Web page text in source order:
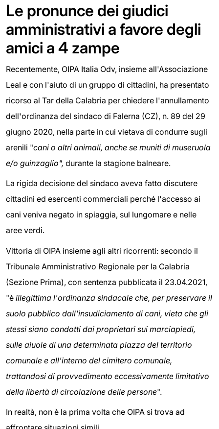
Le pronunce dei giudici
amministrativi a favore degli
amici a 4 zampe
Recentemente, OIPA Italia Odv, insieme all'Associazione
Leal e con l'aiuto di un gruppo di cittadini, ha presentato
ricorso al Tar della Calabria per chiedere l'annullamento
dell'ordinanza del sindaco di Falerna (CZ), n. 89 del 29
giugno 2020, nella parte in cui vietava di condurre sugli
arenili "cani o altri animali, anche se muniti di museruola
e/o guinzaglio", durante la stagione balneare.
La rigida decisione del sindaco aveva fatto discutere
cittadini ed esercenti commerciali perché l'accesso ai
cani veniva negato in spiaggia, sul lungomare e nelle
aree verdi.
Vittoria di OIPA insieme agli altri ricorrenti: secondo il
Tribunale Amministrativo Regionale per la Calabria
(Sezione Prima), con sentenza pubblicata il 23.04.2021,
"è illegittima l'ordinanza sindacale che, per preservare il
suolo pubblico dall'insudiciamento di cani, vieta che gli
stessi siano condotti dai proprietari sui marciapiedi,
sulle aiuole di una determinata piazza del territorio
comunale e all'interno del cimitero comunale,
trattandosi di provvedimento eccessivamente limitativo
della libertà di circolazione delle persone".
In realtà, non è la prima volta che OIPA si trova ad